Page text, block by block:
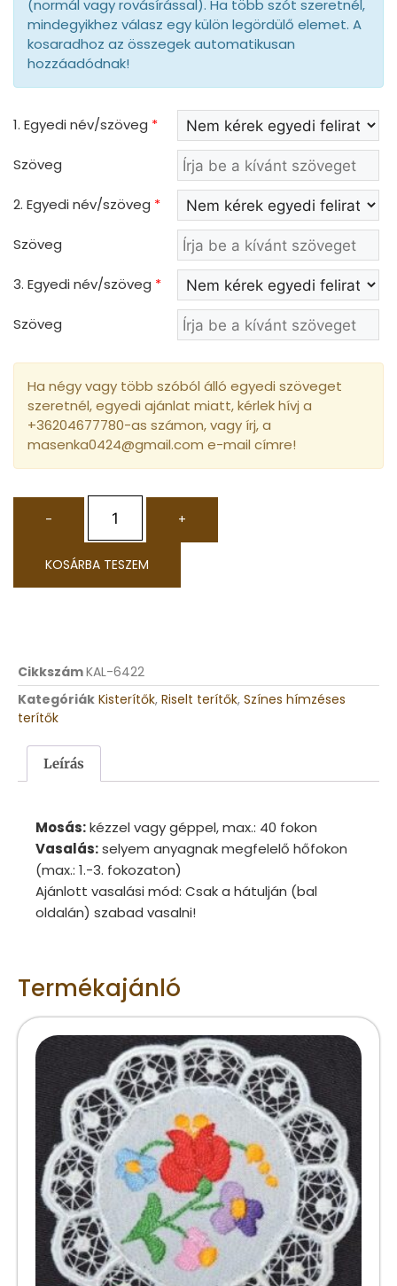
(normál vagy rovásírással). Ha több szót szeretnél,
mindegyikhez válasz egy külön legördülő elemet. A
kosaradhoz az összegek automatikusan
hozzáadódnak!
1. Egyedi név/szöveg *
Szöveg
2. Egyedi név/szöveg *
Szöveg
3. Egyedi név/szöveg *
Szöveg
Ha négy vagy több szóból álló egyedi szöveget
szeretnél, egyedi ajánlat miatt, kérlek hívj a
+36204677780-as számon, vagy írj, a
masenka0424@gmail.com e-mail címre!
- +
KOSÁRBA TESZEM
CikkszámKAL-6422
Kategóriák Kisterítők, Riselt terítők, Színes hímzéses
terítők
Leírás
Mosás:kézzel vagy géppel, max.: 40 fokon
Vasalás:selyem anyagnak megfelelő hőfokon
(max.: 1.-3. fokozaton)
Ajánlott vasalási mód: Csak a hátulján (bal
oldalán) szabad vasalni!
Termékajánló